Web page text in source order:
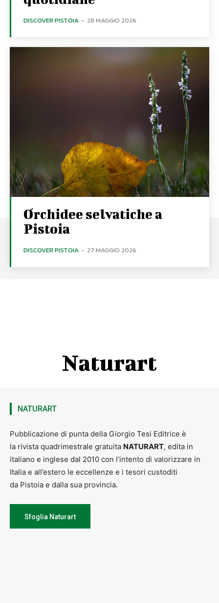
DISCOVER PISTOIA - 28 MAGGIO 2026
Orchidee selvatiche a
Pistoia
DISCOVER PISTOIA - 27 MAGGIO 2026
Naturart
NATURART
Pubblicazione di punta della Giorgio Tesi Editrice è
la rivista quadrimestrale gratuita NATURART, edita in
italiano e inglese dal 2010 con l’intento di valorizzare in
Italia e all’estero le eccellenze e i tesori custoditi
da Pistoia e dalla sua provincia.
Sfoglia Naturart